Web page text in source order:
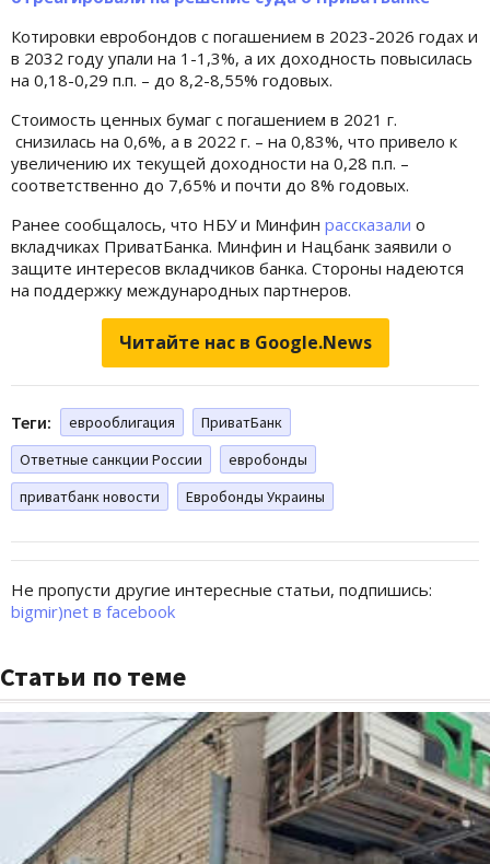
Котировки евробондов с погашением в 2023-2026 годах и
в 2032 году упали на 1-1,3%, а их доходность повысилась
на 0,18-0,29 п.п. – до 8,2-8,55% годовых.
Стоимость ценных бумаг с погашением в 2021 г.
снизилась на 0,6%, а в 2022 г. – на 0,83%, что привело к
увеличению их текущей доходности на 0,28 п.п. –
соответственно до 7,65% и почти до 8% годовых.
Ранее сообщалось, что НБУ и Минфин рассказали о
вкладчиках ПриватБанка. Минфин и Нацбанк заявили о
защите интересов вкладчиков банка. Стороны надеются
на поддержку международных партнеров.
Читайте нас в Google.News
Теги: еврооблигация
ПриватБанк
Ответные санкции России
евробонды
приватбанк новости
Евробонды Украины
Не пропусти другие интересные статьи, подпишись:
bigmir)net в facebook
Статьи по теме